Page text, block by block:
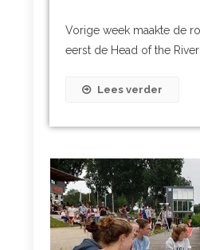
Vorige week maakte de
eerst de Head of the
Lees verder